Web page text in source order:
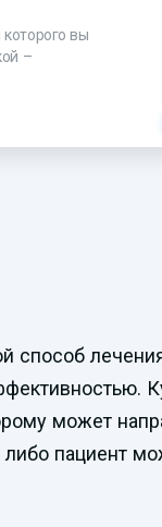
вы
–
способ
может
пациент